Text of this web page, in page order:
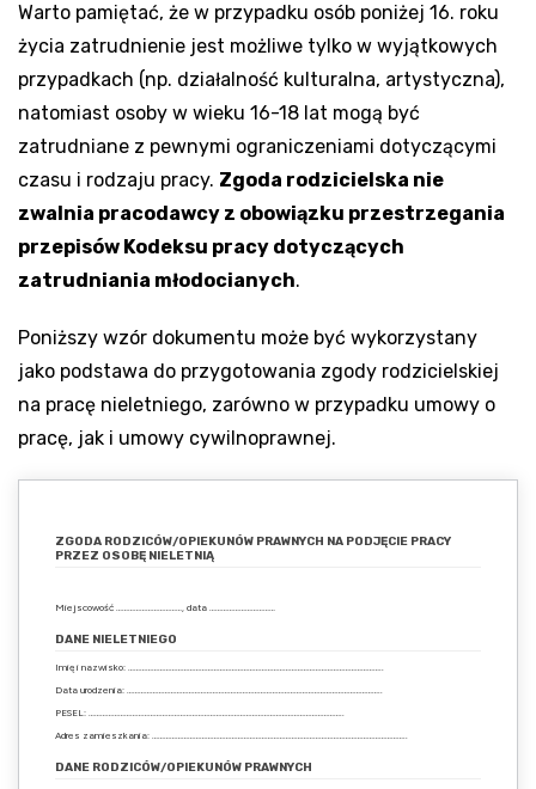
Warto pamiętać, że w przypadku osób poniżej 16. roku
życia zatrudnienie jest możliwe tylko w wyjątkowych
przypadkach (np. działalność kulturalna, artystyczna),
natomiast osoby w wieku 16-18 lat mogą być
zatrudniane z pewnymi ograniczeniami dotyczącymi
czasu i rodzaju pracy. Zgoda rodzicielska nie
zwalnia pracodawcy z obowiązku przestrzegania
przepisów Kodeksu pracy dotyczących
zatrudniania młodocianych.
Poniższy wzór dokumentu może być wykorzystany
jako podstawa do przygotowania zgody rodzicielskiej
na pracę nieletniego, zarówno w przypadku umowy o
pracę, jak i umowy cywilnoprawnej.
ZGODA RODZICÓW/OPIEKUNÓW PRAWNYCH NA PODJĘCIE PRACY
PRZEZ OSOBĘ NIELETNIĄ
Miejscowość ……………………………, data ……………………………
DANE NIELETNIEGO
Imię i nazwisko: ………………………………………………………………………………………………………………..
Data urodzenia: ………………………………………………………………………………………………………………..
PESEL: ………………………………………………………………………………………………………………..
Adres zamieszkania: ………………………………………………………………………………………………………………..
DANE RODZICÓW/OPIEKUNÓW PRAWNYCH